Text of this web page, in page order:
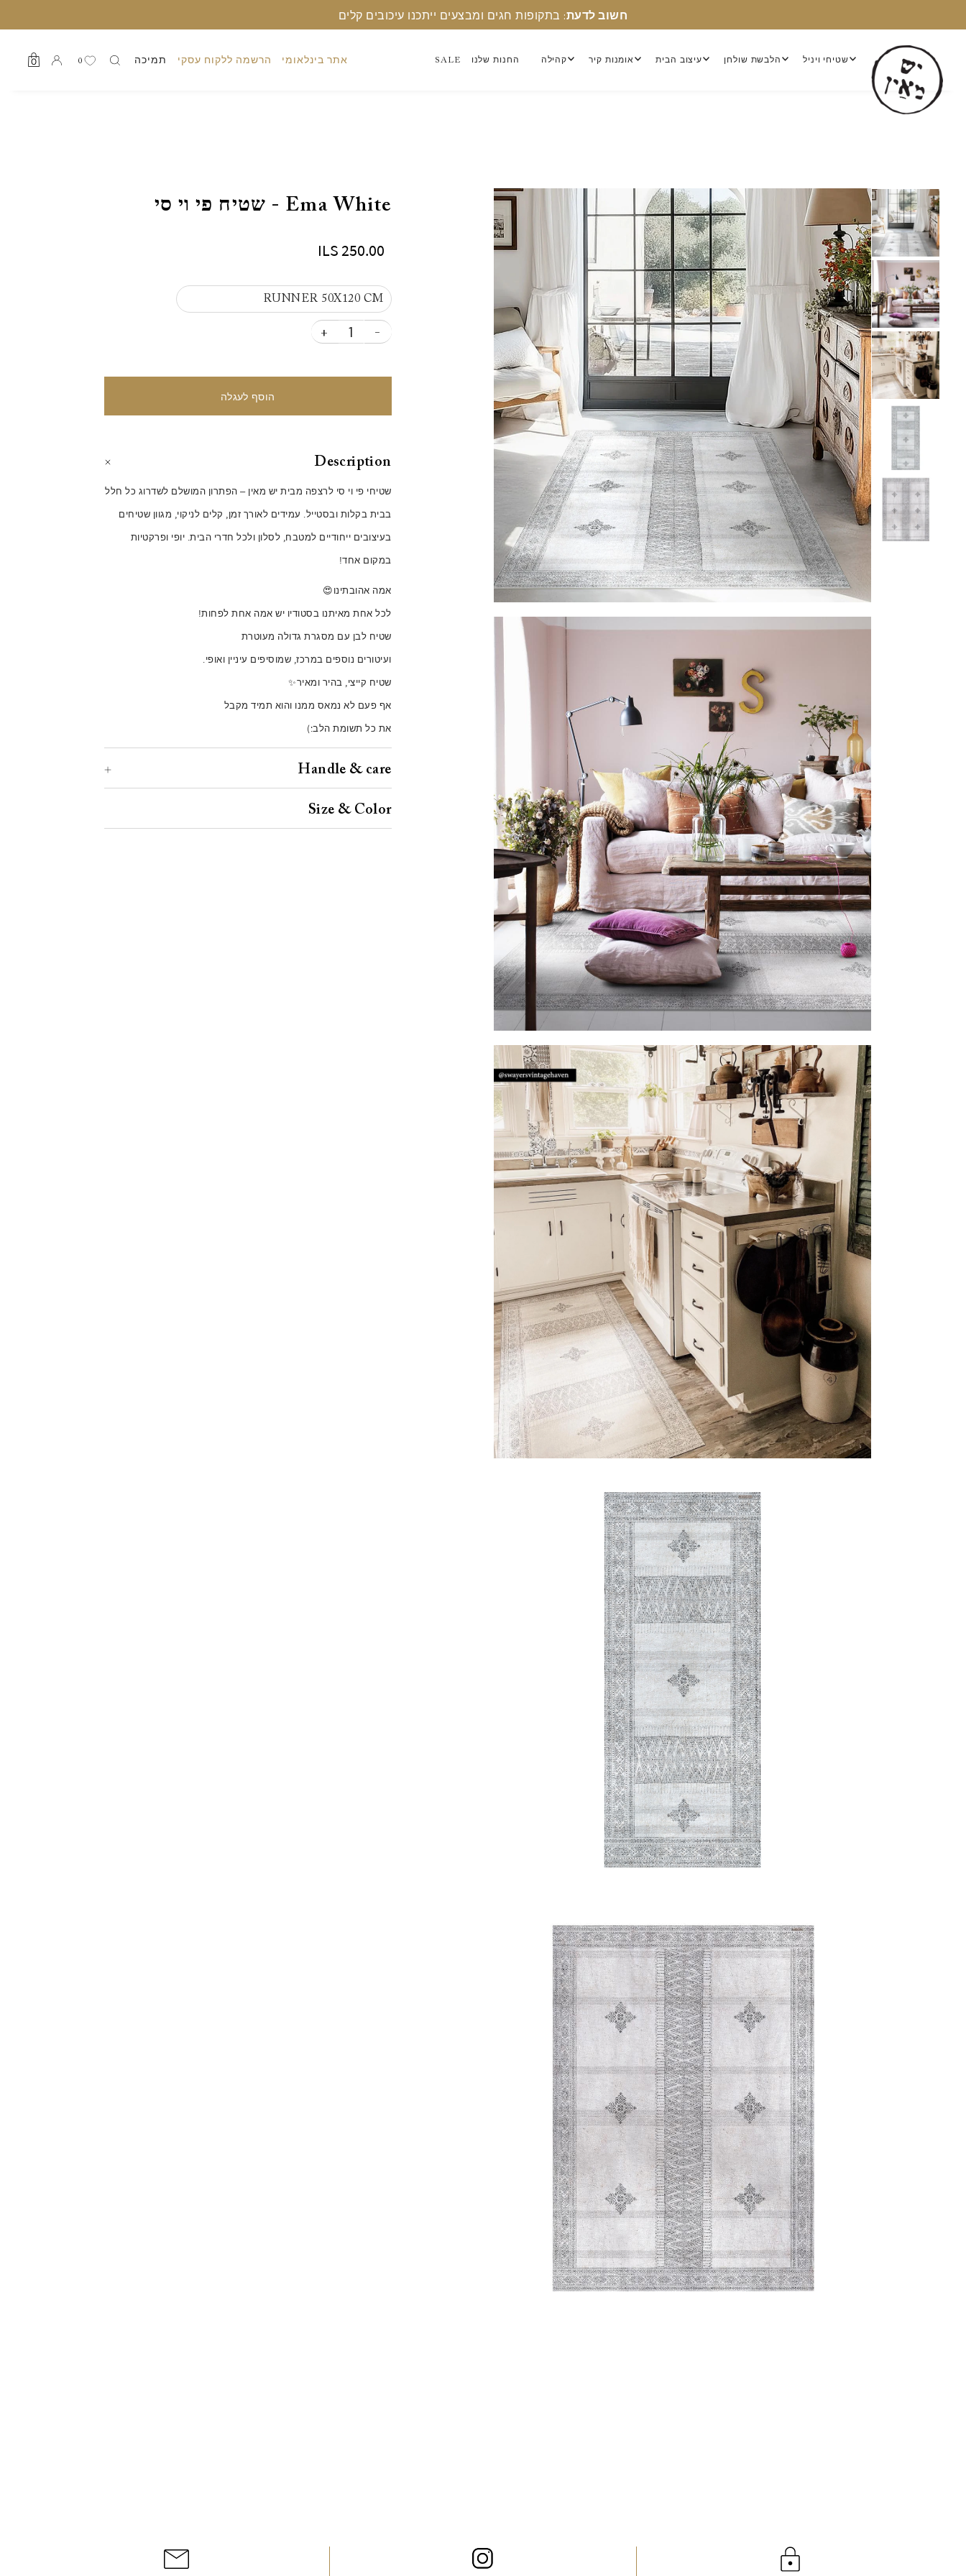
חשוב לדעת: בתקופות חגים ומבצעים ייתכנו עיכובים קלים
שטיחי ויניל הלבשת שולחן עיצוב הבית אומנות קיר קהילה החנות שלנו SALE אתר בינלאומי הרשמה ללקוח עסקי תמיכה 0
0
Ema White - שטיח פי וי סי
ILS 250.00
RUNNER 50X120 CM
-
+
Description
שטיחי פי וי סי לרצפה מבית יש מאין – הפתרון המושלם לשדרוג כל חלל
בבית בקלות ובסטייל. עמידים לאורך זמן, קלים לניקוי, מגוון שטיחים
בעיצובים ייחודיים למטבח, לסלון ולכל חדרי הבית. יופי ופרקטיות
במקום אחד!
אמה אהובתינו😍
לכל אחת מאיתנו בסטודיו יש אמה אחת לפחות!
שטיח לבן עם מסגרת גדולה מעוטרת
ועיטורים נוספים במרכז, שמוסיפים עיניין ואופי.
שטיח קייצי, בהיר ומאיר✨
אף פעם לא נמאס ממנו והוא תמיד מקבל
את כל תשומת הלב:)
Handle & care
Size & Color